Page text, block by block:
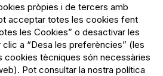
pròpies i de tercers amb
acceptar totes les cookies fent
les Cookies” o desactivar les
a “Desa les preferències” (les
cookies tècniques són necessàries
Pot consultar la nostra política